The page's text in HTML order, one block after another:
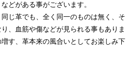
どがある事がございます。
じ革でも、全く同一のものは無く、そ
、血筋や傷などが見られる事もありま
す、革本来の風合いとしてお楽しみ下